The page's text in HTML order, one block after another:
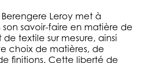
Leroy met à
son savoir-faire en matière de
textile sur mesure, ainsi
choix de matières, de
finitions. Cette liberté de